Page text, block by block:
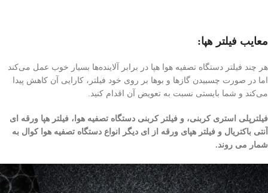
معایب فیلتر هپا:
هر چند فیلتر دستگاه تصفیه هوا هپا در برابر آلاینده‌ها بسیار خوب عمل می‌کند
اما در صورت چسبیدن گاز‌ها و بوها بر روی خود فیلتر، کارایی آن کاهش پیدا
می‌کند و شما بایستی نسبت به تعویض آن اقدام کنید.
فیلترپلی استری کربنی، و فیلتر کربنی دستگاه تصفیه هوا، فیلتر هپا ورقه ای
آنتی باکتریال و فیلتر هپای ورقه از ای دیگر انواع دستگاه تصفیه هوا کوال به
شمار می روند.